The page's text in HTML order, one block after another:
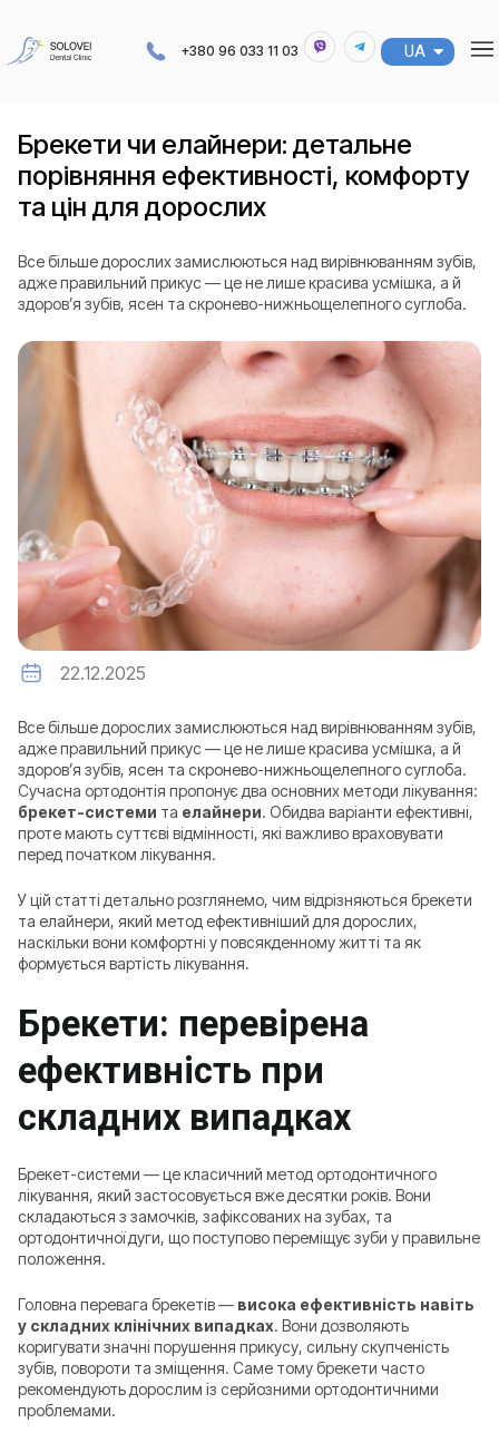
+380 96 033 11 03 UA
RU
Брекети чи елайнери: детальне
порівняння ефективності, комфорту
та цін для дорослих
Все більше дорослих замислюються над вирівнюванням зубів,
адже правильний прикус — це не лише красива усмішка, а й
здоров’я зубів, ясен та скронево-нижньощелепного суглоба.
22.12.2025
Все більше дорослих замислюються над вирівнюванням зубів,
адже правильний прикус — це не лише красива усмішка, а й
здоров’я зубів, ясен та скронево-нижньощелепного суглоба.
Сучасна ортодонтія пропонує два основних методи лікування:
брекет-системи та елайнери. Обидва варіанти ефективні,
проте мають суттєві відмінності, які важливо враховувати
перед початком лікування.
У цій статті детально розглянемо, чим відрізняються брекети
та елайнери, який метод ефективніший для дорослих,
наскільки вони комфортні у повсякденному житті та як
формується вартість лікування.
Брекети: перевірена
ефективність при
складних випадках
Брекет-системи — це класичний метод ортодонтичного
лікування, який застосовується вже десятки років. Вони
складаються з замочків, зафіксованих на зубах, та
ортодонтичної дуги, що поступово переміщує зуби у правильне
положення.
Головна перевага брекетів — висока ефективність навіть
у складних клінічних випадках. Вони дозволяють
коригувати значні порушення прикусу, сильну скупченість
зубів, повороти та зміщення. Саме тому брекети часто
рекомендують дорослим із серйозними ортодонтичними
проблемами.